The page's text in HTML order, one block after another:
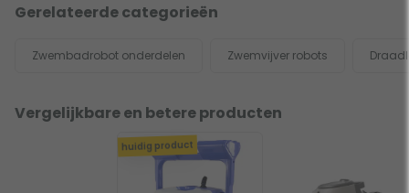
Gerelateerde categorieën
Zwembadrobot onderdelen Zwemvijver robots
Vergelijkbare en betere producten
huidig product